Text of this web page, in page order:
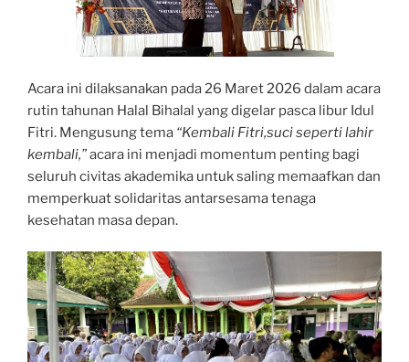
Acara ini dilaksanakan pada 26 Maret 2026 dalam acara
rutin tahunan Halal Bihalal yang digelar pasca libur Idul
Fitri. Mengusung tema “Kembali Fitri,suci seperti lahir
kembali,”acara ini menjadi momentum penting bagi
seluruh civitas akademika untuk saling memaafkan dan
memperkuat solidaritas antarsesama tenaga
kesehatan masa depan.